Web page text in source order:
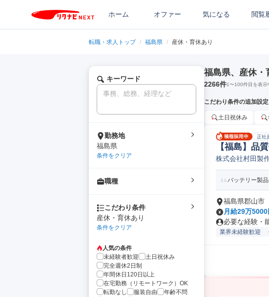
ホーム オファー 気になる 閲覧
転職・求人トップ / 福島県 / 産休・育休あり
キーワード
勤務地
福島県
条件をクリア
職種
こだわり条件
産休・育休あり
条件をクリア
人気の条件
未経験者歓迎
土日祝休み
完全週休2日制
年間休日120日以上
在宅勤務（リモートワーク）OK
転勤なし
服装自由
年齢不問
福島県、産休・
2266件1〜100件目を表示
こだわり条件の追加設
土日祝休み
正社
【福島】品
子品質保証
株式会社村田製
バッテリー製
福島県郡山市
月給29万
必要な経験・
業界未経験歓迎